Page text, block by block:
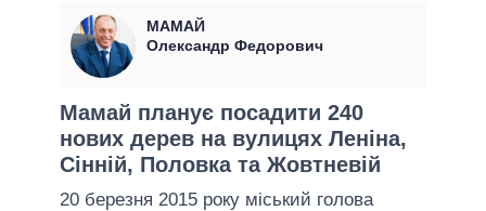
СТАТТІ
ДУМКИ
ОГЛЯДИ
ДАЙДЖЕСТИ
СВІТ
УСІ ПОЛІТИКИ
ПРЕЗИДЕНТ І ОФІС
ВЕРХОВНА РАДА
КАБІНЕТ МІНІСТРІВ
ГОЛОВИ ОБЛАДМІНІСТРАЦІЙ
МЕРИ МІСТ
ІНФОГРАФІКА
ПІДТРИМАТИ
МАМАЙ
Олександр Федорович
Мамай планує посадити 240
нових дерев на вулицях Леніна,
Сінній, Половка та Жовтневій
20 березня 2015 року міський голова